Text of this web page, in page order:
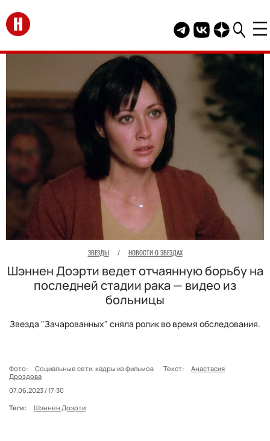
Перейти на главную
Telegram канал
Группа HELLO
Канал
ЗВЕЗДЫ / НОВОСТИ О ЗВЕЗДАХ
Шэннен Доэрти ведет отчаянную борьбу на
последней стадии рака — видео из
больницы
Звезда "Зачарованных" сняла ролик во время обследования.
Фото: Социальные сети, кадры из фильмов Текст:
Анастасия
Дроздова
07.06.2023 / 17:30
Теги:
Шэннен Доэрти